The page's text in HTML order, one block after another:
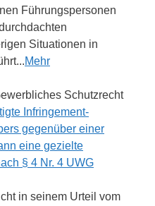
Führungspersonen
Situationen in
Mehr
Schutzrecht
Infringement-
gegenüber einer
eine gezielte
§ 4 Nr. 4 UWG
in seinem Urteil vom